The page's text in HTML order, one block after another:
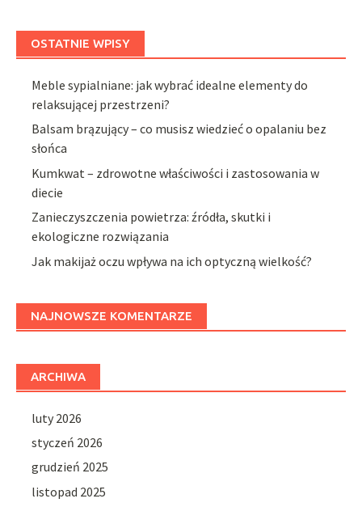
OSTATNIE WPISY
Meble sypialniane: jak wybrać idealne elementy do
relaksującej przestrzeni?
Balsam brązujący – co musisz wiedzieć o opalaniu bez
słońca
Kumkwat – zdrowotne właściwości i zastosowania w
diecie
Zanieczyszczenia powietrza: źródła, skutki i
ekologiczne rozwiązania
Jak makijaż oczu wpływa na ich optyczną wielkość?
NAJNOWSZE KOMENTARZE
ARCHIWA
luty 2026
styczeń 2026
grudzień 2025
listopad 2025